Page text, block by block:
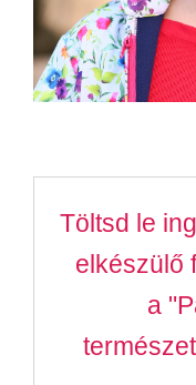
Töltsd le
elkészülő
a